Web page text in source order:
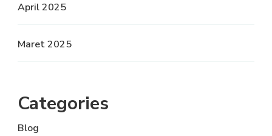
April 2025
Maret 2025
Categories
Blog